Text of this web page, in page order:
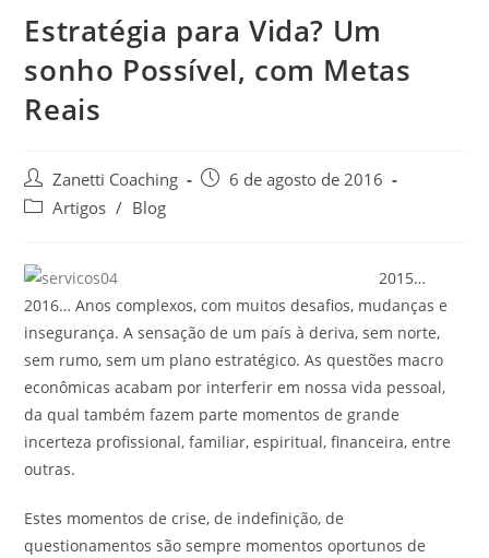
Estratégia para Vida? Um
sonho Possível, com Metas
Reais
Zanetti Coaching
6 de agosto de 2016
Artigos / Blog
2015…
2016… Anos complexos, com muitos desafios, mudanças e
insegurança. A sensação de um país à deriva, sem norte,
sem rumo, sem um plano estratégico. As questões macro
econômicas acabam por interferir em nossa vida pessoal,
da qual também fazem parte momentos de grande
incerteza profissional, familiar, espiritual, financeira, entre
outras.
Estes momentos de crise, de indefinição, de
questionamentos são sempre momentos oportunos de